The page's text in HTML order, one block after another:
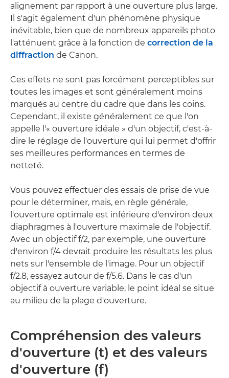
alignement par rapport à une ouverture plus large.
Il s'agit également d'un phénomène physique
inévitable, bien que de nombreux appareils photo
l'atténuent grâce à la fonction de correction de la
diffraction de Canon.
Ces effets ne sont pas forcément perceptibles sur
toutes les images et sont généralement moins
marqués au centre du cadre que dans les coins.
Cependant, il existe généralement ce que l'on
appelle l'« ouverture idéale » d'un objectif, c'est-à-
dire le réglage de l'ouverture qui lui permet d'offrir
ses meilleures performances en termes de
netteté.
Vous pouvez effectuer des essais de prise de vue
pour le déterminer, mais, en règle générale,
l'ouverture optimale est inférieure d'environ deux
diaphragmes à l'ouverture maximale de l'objectif.
Avec un objectif f/2, par exemple, une ouverture
d'environ f/4 devrait produire les résultats les plus
nets sur l'ensemble de l'image. Pour un objectif
f/2.8, essayez autour de f/5.6. Dans le cas d'un
objectif à ouverture variable, le point idéal se situe
au milieu de la plage d'ouverture.
Compréhension des valeurs
d'ouverture (t) et des valeurs
d'ouverture (f)